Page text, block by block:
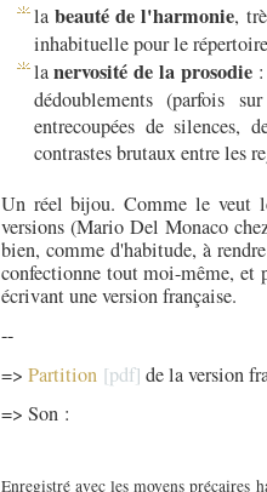
la beauté de l'harmonie,
inhabituelle pour le
lanervosité de la prosodie:
dédoublements (parfois
entrecoupées de silences,
contrastes brutaux entre les
Un réel bijou. Comme le veut
versions (Mario Del Monaco
bien, comme d'habitude, à
confectionne tout moi-même, et
écrivant une version française.
--
=> Partition
de la version
=> Son :
Enregistré avec les moyens précaires